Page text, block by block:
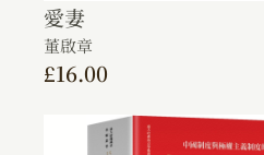
愛妻
董啟章
£16.00